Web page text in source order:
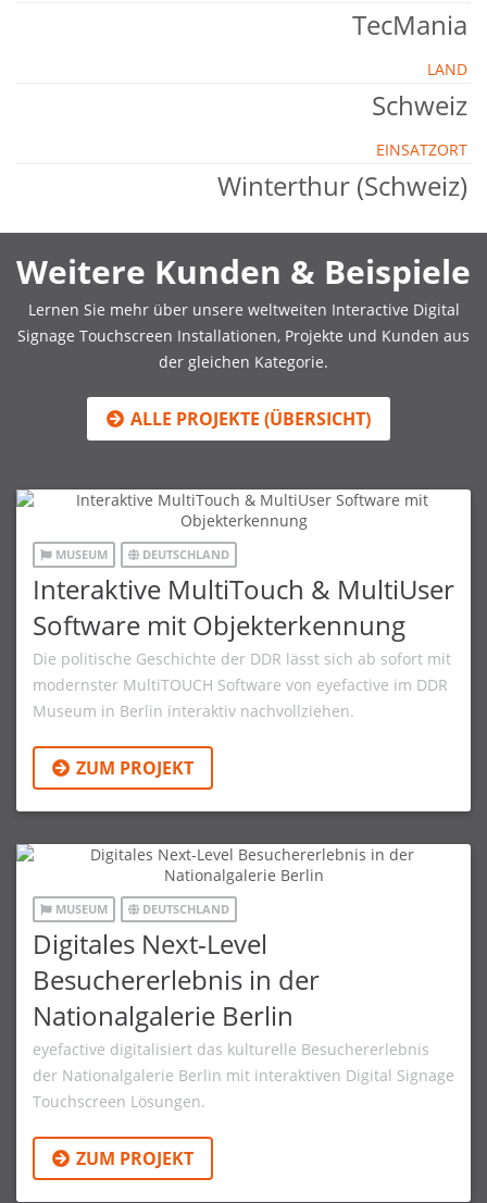
TecMania
LAND
Schweiz
EINSATZORT
Winterthur (Schweiz)
Weitere Kunden & Beispiele
Lernen Sie mehr über unsere weltweiten Interactive Digital
Signage Touchscreen Installationen, Projekte und Kunden aus
der gleichen Kategorie.
ALLE PROJEKTE (ÜBERSICHT)
MUSEUM DEUTSCHLAND
Interaktive MultiTouch & MultiUser
Software mit Objekterkennung
Die politische Geschichte der DDR lässt sich ab sofort mit
modernster MultiTOUCH Software von eyefactive im DDR
Museum in Berlin interaktiv nachvollziehen.
ZUM PROJEKT
MUSEUM DEUTSCHLAND
Digitales Next-Level
Besuchererlebnis in der
Nationalgalerie Berlin
eyefactive digitalisiert das kulturelle Besuchererlebnis
der Nationalgalerie Berlin mit interaktiven Digital Signage
Touchscreen Lösungen.
ZUM PROJEKT